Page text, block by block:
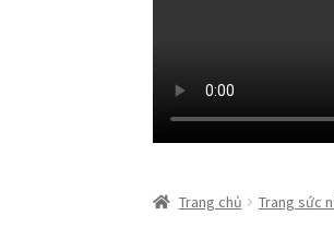
Trang chủ Trang sức